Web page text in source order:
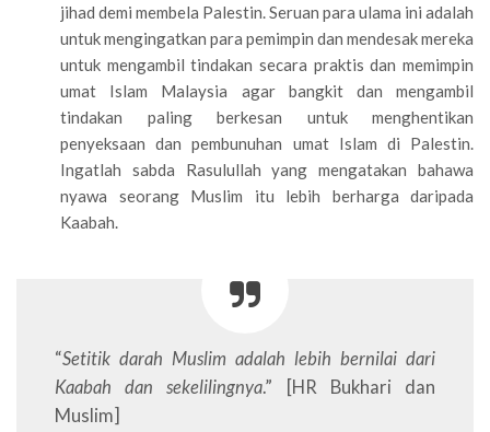
jihad demi membela Palestin. Seruan para ulama ini adalah
untuk mengingatkan para pemimpin dan mendesak mereka
untuk mengambil tindakan secara praktis dan memimpin
umat Islam Malaysia agar bangkit dan mengambil
tindakan paling berkesan untuk menghentikan
penyeksaan dan pembunuhan umat Islam di Palestin.
Ingatlah sabda Rasulullah yang mengatakan bahawa
nyawa seorang Muslim itu lebih berharga daripada
Kaabah.
“Setitik darah Muslim adalah lebih bernilai dari
Kaabah dan sekelilingnya.” [HR Bukhari dan
Muslim]